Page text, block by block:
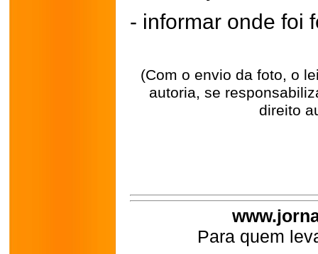
- informar onde foi
(Com o envio da foto, o
autoria, se
direito
Para quem